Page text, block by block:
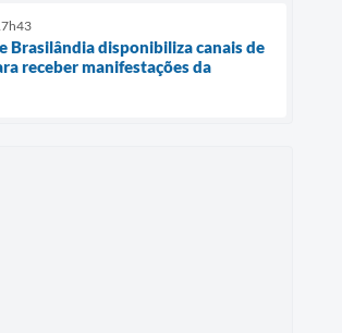
Brasilândia disponibiliza canais de
receber manifestações da